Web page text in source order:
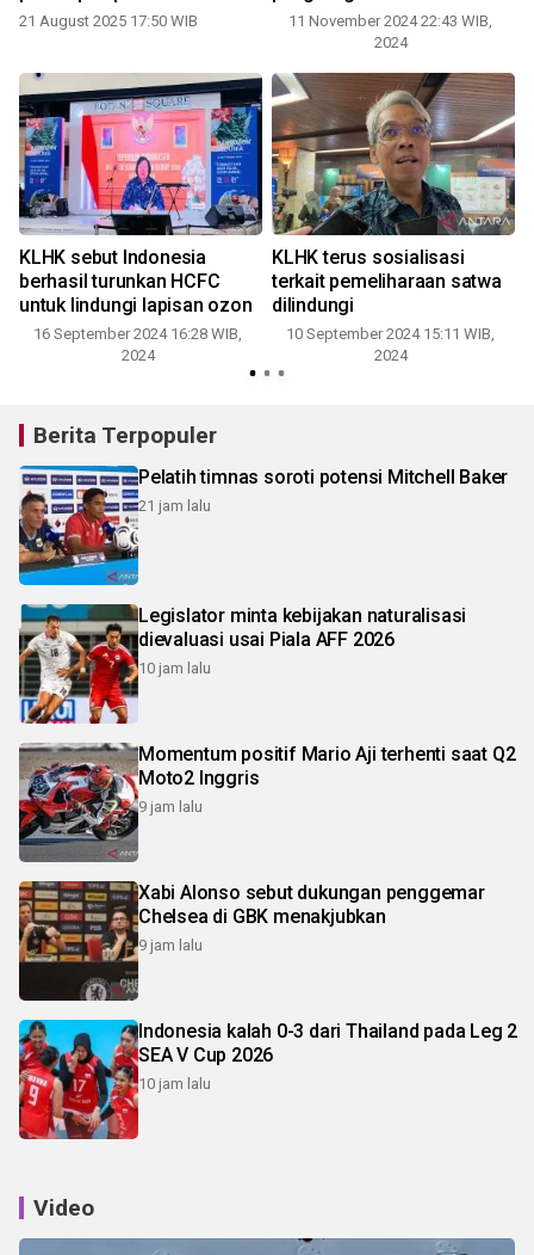
Banten
21 August 2025 17:50 WIB
11 November 2024 22:43 WIB,
2024
KLHK sebut Indonesia
berhasil turunkan HCFC
untuk lindungi lapisan ozon
16 September 2024 16:28 WIB,
2024
KLHK terus sosialisasi
terkait pemeliharaan satwa
dilindungi
10 September 2024 15:11 WIB,
2024
Berita Terpopuler
Pelatih timnas soroti potensi Mitchell Baker
21 jam lalu
Legislator minta kebijakan naturalisasi
dievaluasi usai Piala AFF 2026
10 jam lalu
Momentum positif Mario Aji terhenti saat Q2
Moto2 Inggris
9 jam lalu
Xabi Alonso sebut dukungan penggemar
Chelsea di GBK menakjubkan
9 jam lalu
Indonesia kalah 0-3 dari Thailand pada Leg 2
SEA V Cup 2026
10 jam lalu
Video